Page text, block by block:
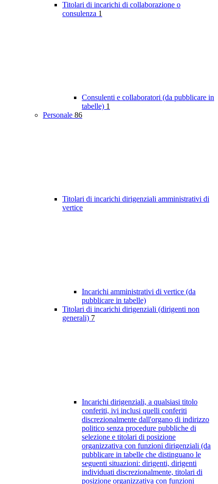
Titolari di incarichi di collaborazione o
consulenza 1
Consulenti e collaboratori (da pubblicare in
tabelle) 1
Personale 86
Titolari di incarichi dirigenziali amministrativi di
vertice
Incarichi amministrativi di vertice (da
pubblicare in tabelle)
Titolari di incarichi dirigenziali (dirigenti non
generali) 7
Incarichi dirigenziali, a qualsiasi titolo
conferiti, ivi inclusi quelli conferiti
discrezionalmente dall'organo di indirizzo
politico senza procedure pubbliche di
selezione e titolari di posizione
organizzativa con funzioni dirigenziali (da
pubblicare in tabelle che distinguano le
seguenti situazioni: dirigenti, dirigenti
individuati discrezionalmente, titolari di
posizione organizzativa con funzioni